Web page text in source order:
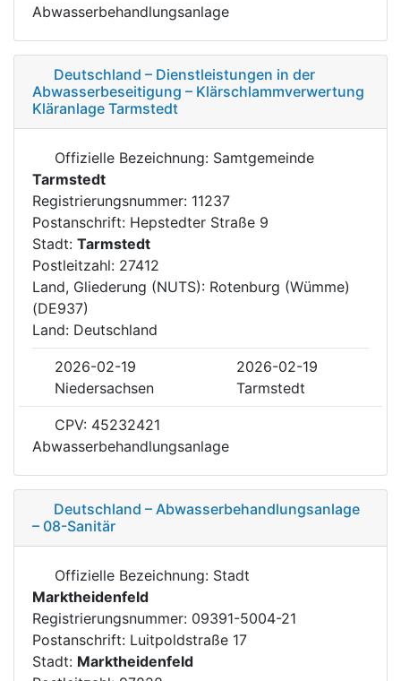
Abwasserbehandlungsanlage
Deutschland – Dienstleistungen in der
Abwasserbeseitigung – Klärschlammverwertung
Kläranlage Tarmstedt
Offizielle Bezeichnung: Samtgemeinde
Tarmstedt
Registrierungsnummer: 11237
Postanschrift: Hepstedter Straße 9
Stadt: Tarmstedt
Postleitzahl: 27412
Land, Gliederung (NUTS): Rotenburg (Wümme)
(DE937)
Land: Deutschland
2026-02-19
2026-02-19
Niedersachsen
Tarmstedt
CPV: 45232421
Abwasserbehandlungsanlage
Deutschland – Abwasserbehandlungsanlage
– 08-Sanitär
Offizielle Bezeichnung: Stadt
Marktheidenfeld
Registrierungsnummer: 09391-5004-21
Postanschrift: Luitpoldstraße 17
Stadt: Marktheidenfeld